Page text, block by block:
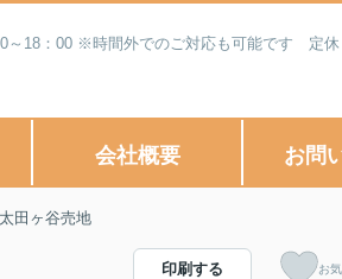
～18：00 ※時間外でのご対応も可能です 定
会社概要 お問
田ヶ谷売地
印刷する お